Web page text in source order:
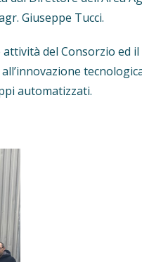
Giuseppe Tucci.
del Consorzio ed
automatizzati.